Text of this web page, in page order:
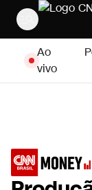
Pular para o
Ao
vivo